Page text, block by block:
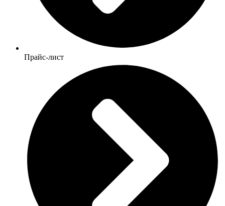
Прайс-лист